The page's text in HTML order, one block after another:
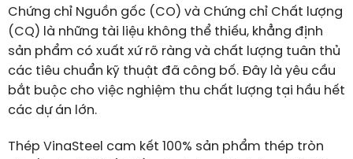
Chứng chỉ Nguồn gốc (CO) và Chứng chỉ Chất lượng
(CQ) là những tài liệu không thể thiếu, khẳng định
sản phẩm có xuất xứ rõ ràng và chất lượng tuân thủ
các tiêu chuẩn kỹ thuật đã công bố. Đây là yêu cầu
bắt buộc cho việc nghiệm thu chất lượng tại hầu hết
các dự án lớn.
Thép VinaSteel cam kết 100% sản phẩm thép tròn